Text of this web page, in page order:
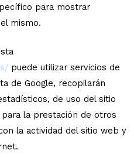
para mostrar
mismo.
puede utilizar servicios de
de Google, recopilarán
de uso del sitio
la prestación de otros
la actividad del sitio web y